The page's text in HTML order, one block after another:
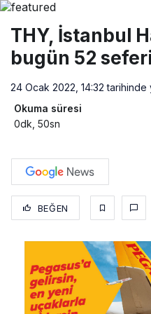
THY, İstanbul
bugün 52
24 Ocak 2022, 14:32 tarihinde
Okuma süresi
0dk, 50sn
BEĞEN